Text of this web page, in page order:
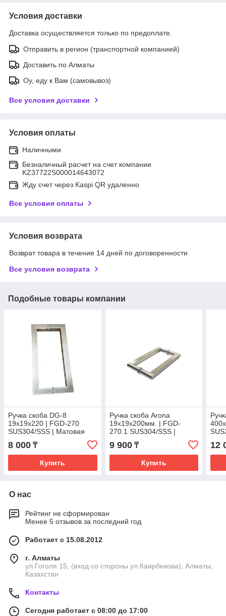
Условия доставки
Доставка осуществляется только по предоплате.
Отправить в регион (транспортной компанией)
Доставить по Алматы
Оу, еду к Вам (самовывоз)
Все условия доставки
Условия оплаты
Наличными
Безналичный расчет на счет компании
KZ37722S000014643072
Жду счет через Kaspi QR удаленно
Все условия оплаты
Условия возврата
Возврат товара в течение 14 дней по договоренности
Все условия возврата
Подобные товары компании
Ручка скоба DG-8
19х19х220 | FGD-270
SUS304/SSS | Матовая
8 000 ₸
Купить
Ручка скоба Arona
19х19х200мм. | FGD-
270.1 SUS304/SSS |
Матовая
9 900₸
Купить
12
О нас
Рейтинг не сформирован
Менее 5 отзывов за последний год
Работает с 15.08.2012
г. Алматы
ул.Гоголя 15, (вход со стороны ул.Каирбекова), Алматы,
Казахстан
Контакты
Сегодня работает с 08:00 до 17:00